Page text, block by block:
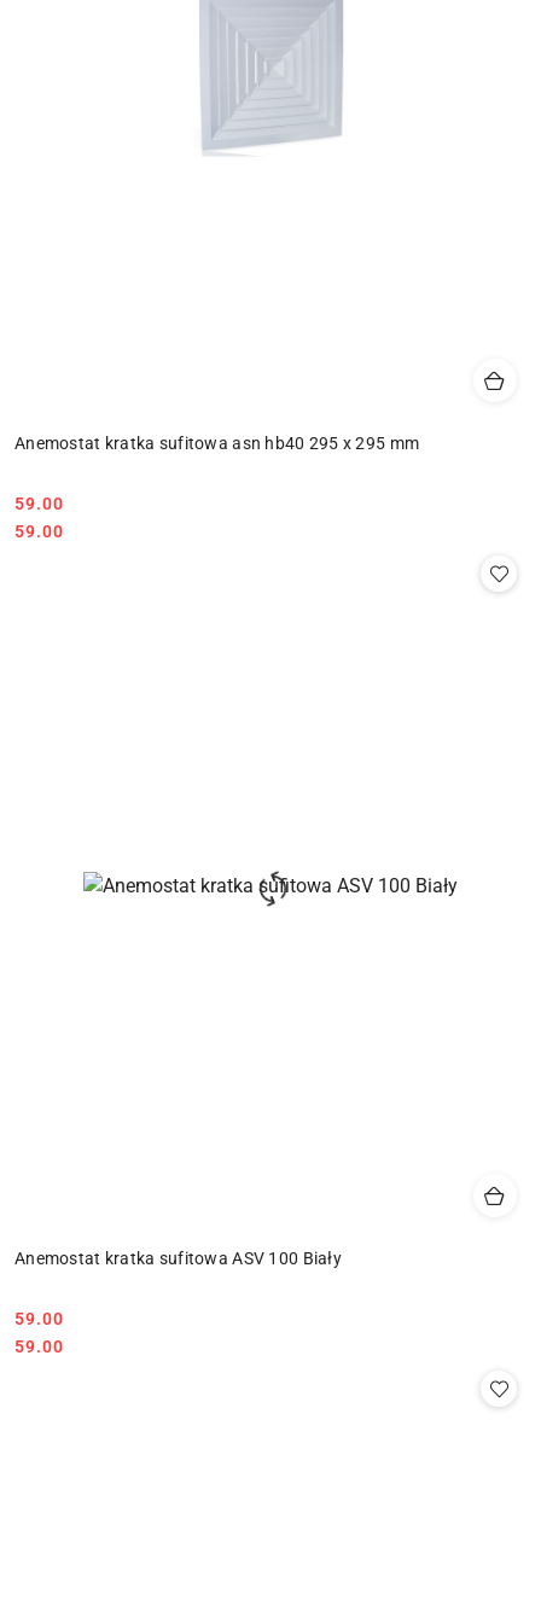
Anemostat kratka sufitowa asn hb40 295 x 295 mm
Cena:
59.00
Cena:
59.00
Anemostat kratka sufitowa ASV 100 Biały
Cena:
59.00
Cena:
59.00